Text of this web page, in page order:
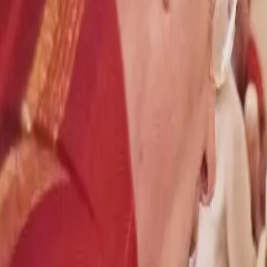
Ben jij al deel van onze jongelooflijk warme Klub? Word lid van